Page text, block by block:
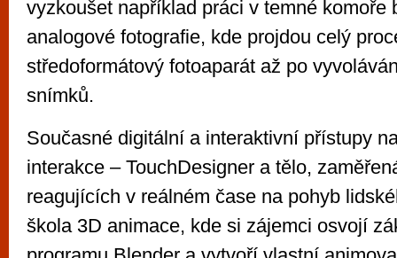
vyzkoušet například práci v temné komoře
analogové fotografie, kde projdou celý
středoformátový fotoaparát až po
snímků.
Současné digitální a interaktivní přístupy
interakce – TouchDesigner a tělo,
reagujících v reálném čase na pohyb
škola 3D animace, kde si zájemci osvojí